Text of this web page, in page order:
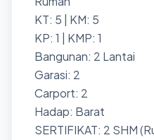
KT: 5 | KM: 5
KP: 1 | KMP: 1
Bangunan: 2 Lantai
Garasi: 2
Carport: 2
Hadap: Barat
SERTIFIKAT: 2 SHM